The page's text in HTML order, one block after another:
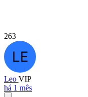
263
Leo VIP
há 1 mês